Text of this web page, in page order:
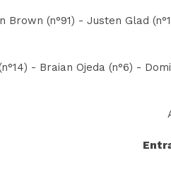
Brown (n°91) - Justen Glad
- Braian Ojeda (n°6) -